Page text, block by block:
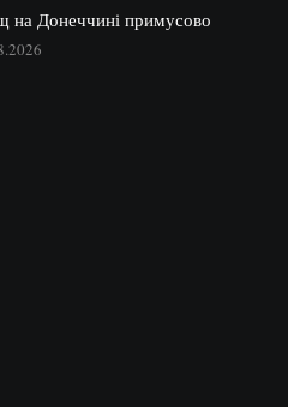
на Донеччині примусово